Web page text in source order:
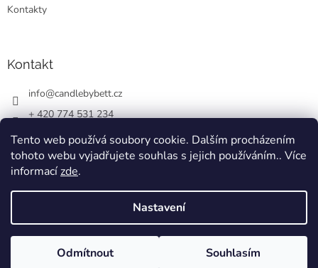
Tento web používá soubory cookie. Dalším procházením
tohoto webu vyjadřujete souhlas s jejich používáním.. Více
informacízde.
Nastavení
Odmítnout Souhlasím
Kontakty
Kontakt
info@candlebybett.cz
+ 420 774 531 234
bett_candle_wax
Vytvořil Shoptet
Copyright 2026CandlebyBett.cz . Všechna práva vyhrazena.